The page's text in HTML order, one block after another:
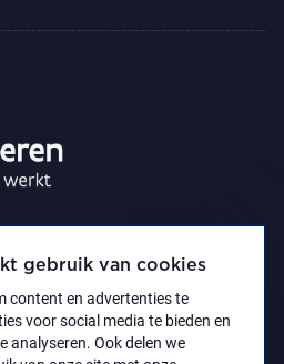
gebruik van cookies
content en advertenties te
voor social media te bieden en
analyseren. Ook delen we